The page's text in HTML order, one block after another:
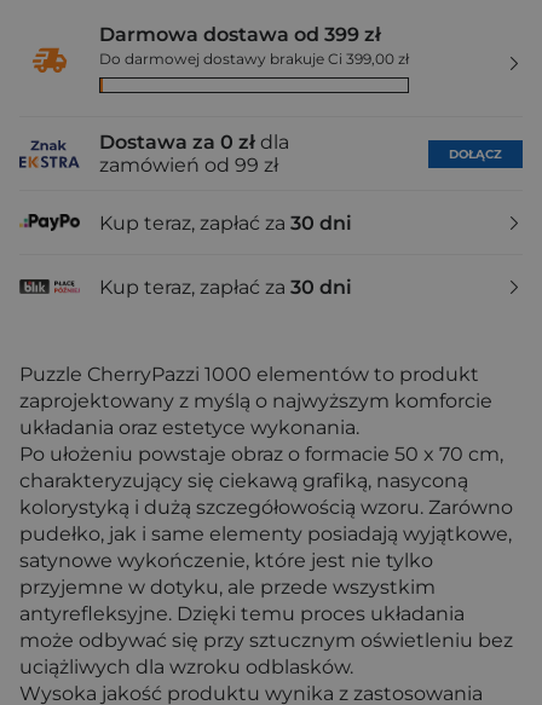
Darmowa dostawa od 399 zł
Do darmowej dostawy brakuje Ci 399,00 zł
Dostawa za 0 zł dla
zamówień od 99 zł
DOŁĄCZ
Kup teraz, zapłać za 30 dni
Kup teraz, zapłać za 30 dni
Puzzle CherryPazzi 1000 elementów to produkt
zaprojektowany z myślą o najwyższym komforcie
układania oraz estetyce wykonania.
Po ułożeniu powstaje obraz o formacie 50 x 70 cm,
charakteryzujący się ciekawą grafiką, nasyconą
kolorystyką i dużą szczegółowością wzoru. Zarówno
pudełko, jak i same elementy posiadają wyjątkowe,
satynowe wykończenie, które jest nie tylko
przyjemne w dotyku, ale przede wszystkim
antyrefleksyjne. Dzięki temu proces układania
może odbywać się przy sztucznym oświetleniu bez
uciążliwych dla wzroku odblasków.
Wysoka jakość produktu wynika z zastosowania